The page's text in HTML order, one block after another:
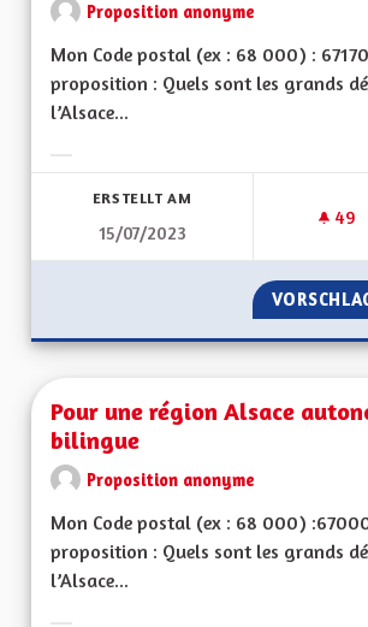
Proposition anonyme
Mon Code postal (ex : 68 000) :
proposition : Quels sont les grands
l’Alsace...
ERSTELLT AM
15/07/2023
49
Pour une région Alsace
bilingue
Proposition anonyme
Mon Code postal (ex : 68 000)
proposition : Quels sont les grands
l’Alsace...